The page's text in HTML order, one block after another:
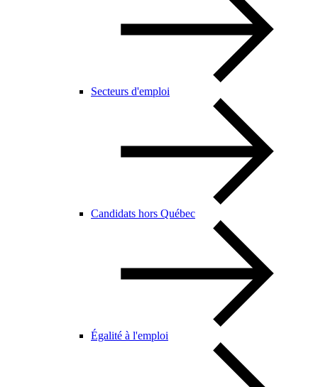
Secteurs d'emploi
Candidats hors Québec
Égalité à l'emploi